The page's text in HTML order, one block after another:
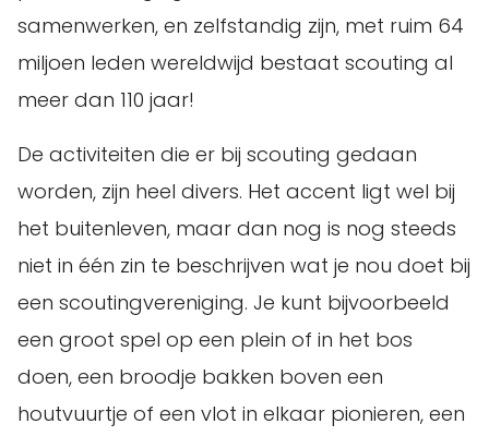
samenwerken, en zelfstandig zijn, met ruim 64
miljoen leden wereldwijd bestaat scouting al
meer dan 110 jaar!
De activiteiten die er bij scouting gedaan
worden, zijn heel divers. Het accent ligt wel bij
het buitenleven, maar dan nog is nog steeds
niet in één zin te beschrijven wat je nou doet bij
een scoutingvereniging. Je kunt bijvoorbeeld
een groot spel op een plein of in het bos
doen, een broodje bakken boven een
houtvuurtje of een vlot in elkaar pionieren, een